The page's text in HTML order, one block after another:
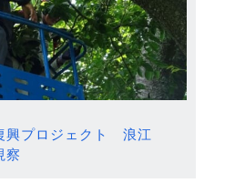
興プロジェクト 浪江
察